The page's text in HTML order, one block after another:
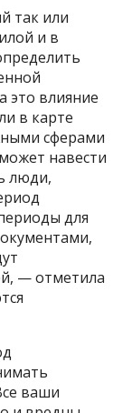
так или
и в
это влияние
в карте
сферами
навести
люди,
для
— отметила
ваши